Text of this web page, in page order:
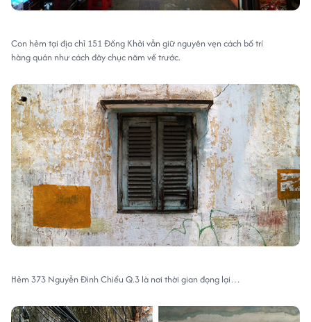
Con hẻm tại địa chỉ 151 Đồng Khởi vẫn giữ nguyên vẹn cách bố trí
hàng quán như cách đây chục năm về trước.
Hẻm 373 Nguyễn Đình Chiểu Q.3 là nơi thời gian đọng lại…